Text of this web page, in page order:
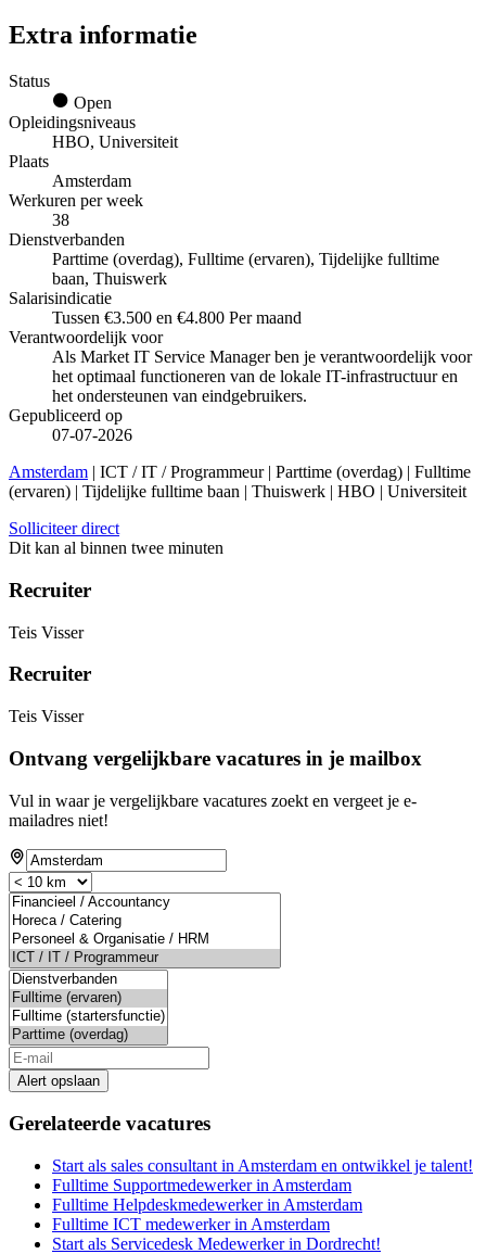
Extra informatie
Status
Open
Opleidingsniveaus
HBO, Universiteit
Plaats
Amsterdam
Werkuren per week
38
Dienstverbanden
Parttime (overdag), Fulltime (ervaren), Tijdelijke fulltime
baan, Thuiswerk
Salarisindicatie
Tussen €3.500 en €4.800 Per maand
Verantwoordelijk voor
Als Market IT Service Manager ben je verantwoordelijk voor
het optimaal functioneren van de lokale IT-infrastructuur en
het ondersteunen van eindgebruikers.
Gepubliceerd op
07-07-2026
Amsterdam | ICT / IT / Programmeur | Parttime (overdag) | Fulltime
(ervaren) | Tijdelijke fulltime baan | Thuiswerk | HBO | Universiteit
Solliciteer direct
Dit kan al binnen twee minuten
Recruiter
Teis Visser
Recruiter
Teis Visser
Ontvang vergelijkbare vacatures in je mailbox
Vul in waar je vergelijkbare vacatures zoekt en vergeet je e-
mailadres niet!
Alert opslaan
Gerelateerde vacatures
Start als sales consultant in Amsterdam en ontwikkel je talent!
Fulltime Supportmedewerker in Amsterdam
Fulltime Helpdeskmedewerker in Amsterdam
Fulltime ICT medewerker in Amsterdam
Start als Servicedesk Medewerker in Dordrecht!